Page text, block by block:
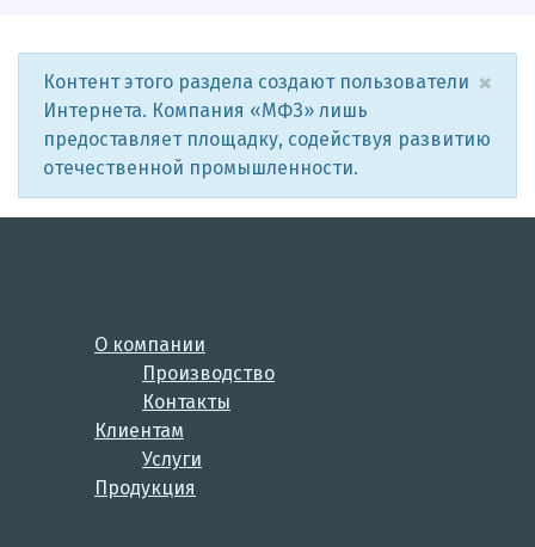
×
Контент этого раздела создают пользователи
Интернета. Компания «МФЗ» лишь
предоставляет площадку, содействуя развитию
отечественной промышленности.
О компании
Производство
Контакты
Клиентам
Услуги
Продукция